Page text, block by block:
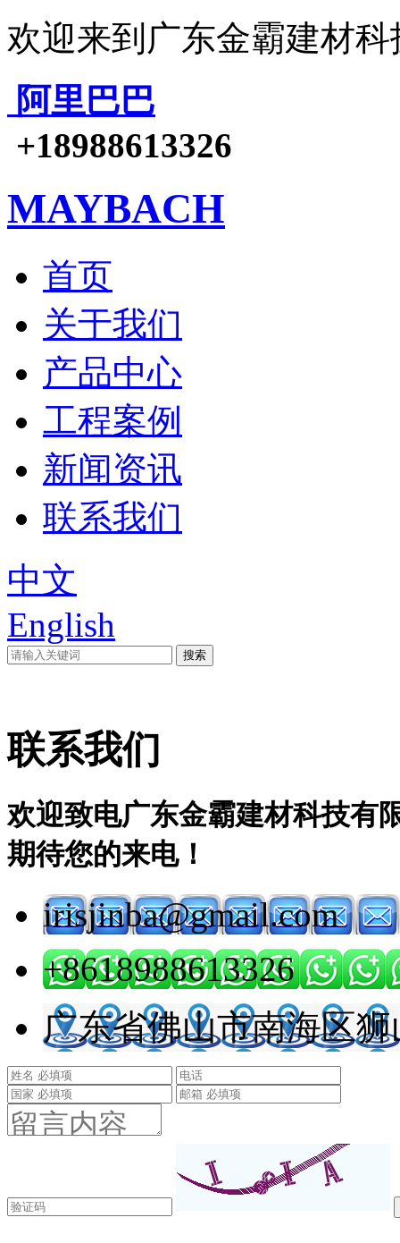
欢迎来到广东金霸建材
阿里巴巴
+18988613326
MAYBACH
首页
关于我们
产品中心
工程案例
新闻资讯
联系我们
中文
English
联系我们
欢迎致电广东金霸建材科技有
期待您的来电！
irisjinba@gmail.com
+8618988613326
广东省佛山市南海区